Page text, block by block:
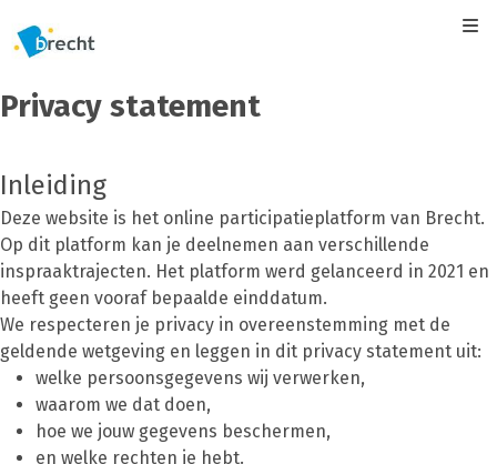
Privacy statement
Inleiding
Deze website is het online participatieplatform van Brecht.
Op dit platform kan je deelnemen aan verschillende
inspraaktrajecten. Het platform werd gelanceerd in 2021 en
heeft geen vooraf bepaalde einddatum.
We respecteren je privacy in overeenstemming met de
geldende wetgeving en leggen in dit privacy statement uit:
welke persoonsgegevens wij verwerken,
waarom we dat doen,
hoe we jouw gegevens beschermen,
en welke rechten je hebt.